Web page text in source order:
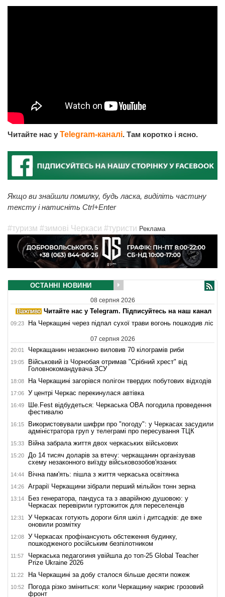
Читайте нас у Telegram-каналі. Там коротко і ясно.
Якщо ви знайшли помилку, будь ласка, виділіть частину
тексту і натисніть Ctrl+Enter
#туризм #зимові Черкаси #туристи Реклама
ОСТАННІ НОВИНИ
08 серпня 2026
Читайте нас у Telegram. Підписуйтесь на наш канал
09:23 На Черкащині через підпал сухої трави вогонь пошкодив ліс
07 серпня 2026
20:01 Черкащанин незаконно виловив 70 кілограмів риби
19:05
Військовий із Чорнобая отримав "Срібний хрест" від
Головнокомандувача ЗСУ
18:08 На Черкащині загорівся полігон твердих побутових відходів
17:06 У центрі Черкас перекинулася автівка
16:49
Ше.Fest відбудеться: Черкаська ОВА погодила проведення
фестивалю
16:15
Використовували шифри про "погоду": у Черкасах засудили
адміністратора груп у телеграмі про пересування ТЦК
15:33 Війна забрала життя двох черкаських військових
15:20
До 14 тисяч доларів за втечу: черкащанин організував
схему незаконного виїзду військовозобов'язаних
14:44 Вічна пам'ять: пішла з життя черкаська освітянка
14:26 Аграрії Черкащини зібрали перший мільйон тонн зерна
13:14
Без генератора, пандуса та з аварійною душовою: у
Черкасах перевірили гуртожиток для переселенців
12:31
У Черкасах готують дороги біля шкіл і дитсадків: де вже
оновили розмітку
12:08
У Черкасах профінансують обстеження будинку,
пошкодженого російським безпілотником
11:57
Черкаська педагогиня увійшла до топ-25 Global Teacher
Prize Ukraine 2026
11:22 На Черкащині за добу сталося більше десяти пожеж
10:52
Погода різко зміниться: коли Черкащину накриє грозовий
фронт